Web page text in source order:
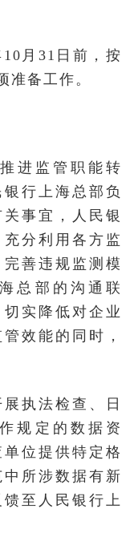
月31日前，按
准备工作。
进监管职能转
行上海总部负
事宜，人民银
分利用各方监
善违规监测模
总部的沟通联
实降低对企业
效能的同时，
执法检查、日
规定的数据资
位提供特定格
所涉数据有新
至人民银行上